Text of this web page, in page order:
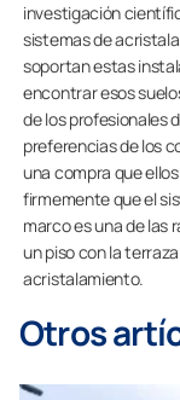
investigación
sistemas de
soportan estas
encontrar esos
de los profesionales
preferencias de los
una compra que
firmemente que el
marco es una de las
un piso con la
acristalamiento.
Otros